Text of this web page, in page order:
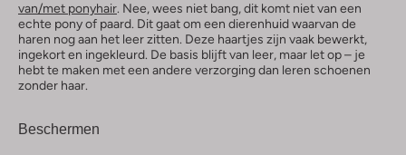
van/met ponyhair. Nee, wees niet bang, dit komt niet van een
echte pony of paard. Dit gaat om een dierenhuid waarvan de
haren nog aan het leer zitten. Deze haartjes zijn vaak bewerkt,
ingekort en ingekleurd. De basis blijft van leer, maar let op – je
hebt te maken met een andere verzorging dan leren schoenen
zonder haar.
Beschermen